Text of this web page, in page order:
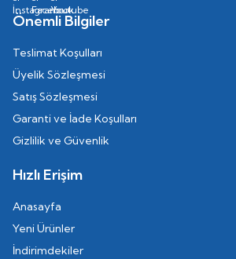
Önemli Bilgiler
Teslimat Koşulları
Üyelik Sözleşmesi
Satış Sözleşmesi
Garanti ve İade Koşulları
Gizlilik ve Güvenlik
Hızlı Erişim
Anasayfa
Yeni Ürünler
İndirimdekiler